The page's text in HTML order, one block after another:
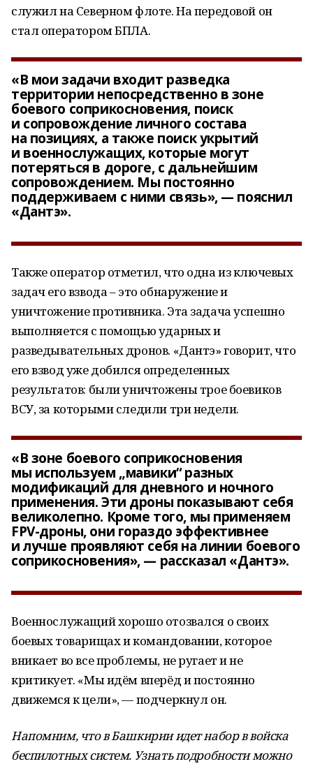
служил на Северном флоте. На передовой он
стал оператором БПЛА.
«В мои задачи входит разведка
территории непосредственно в зоне
боевого соприкосновения, поиск
и сопровождение личного состава
на позициях, а также поиск укрытий
и военнослужащих, которые могут
потеряться в дороге, с дальнейшим
сопровождением. Мы постоянно
поддерживаем с ними связь», — пояснил
«Дантэ».
Также оператор отметил, что одна из ключевых
задач его взвода – это обнаружение и
уничтожение противника. Эта задача успешно
выполняется с помощью ударных и
разведывательных дронов. «Дантэ» говорит, что
его взвод уже добился определенных
результатов: были уничтожены трое боевиков
ВСУ, за которыми следили три недели.
«В зоне боевого соприкосновения
мы используем „мавики“ разных
модификаций для дневного и ночного
применения. Эти дроны показывают себя
великолепно. Кроме того, мы применяем
FPV-дроны, они гораздо эффективнее
и лучше проявляют себя на линии боевого
соприкосновения», — рассказал «Дантэ».
Военнослужащий хорошо отозвался о своих
боевых товарищах и командовании, которое
вникает во все проблемы, не ругает и не
критикует. «Мы идём вперёд и постоянно
движемся к цели»,— подчеркнул он.
Напомним, что в Башкирии идет набор в войска
беспилотных систем. Узнать подробности можно